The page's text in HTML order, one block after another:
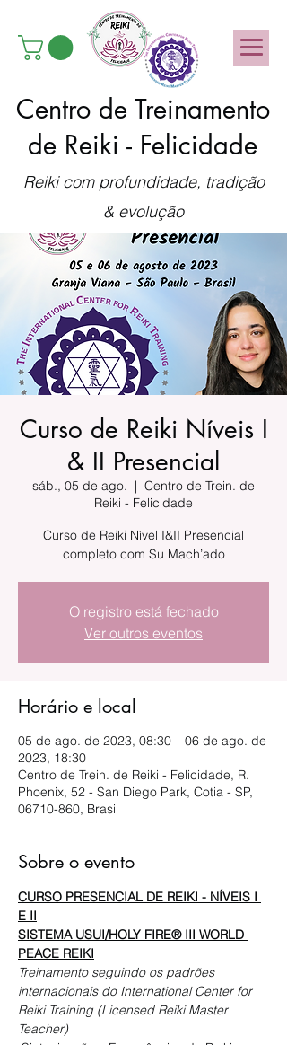
Centro de Treinamento
de Reiki - Felicidade
Reiki com profundidade, tradição
& evolução
Curso de Reiki Níveis I
& II Presencial
sáb., 05 de ago.
  |
Centro de Trein. de
Reiki - Felicidade
Curso de Reiki Nível I&II Presencial
completo com Su Mach’ado
O registro está fechado
Ver outros eventos
Horário e local
05 de ago. de 2023, 08:30 – 06 de ago. de
2023, 18:30
Centro de Trein. de Reiki - Felicidade, R.
Phoenix, 52 - San Diego Park, Cotia - SP,
06710-860, Brasil
Sobre o evento
CURSO PRESENCIAL DE REIKI - NÍVEIS I
E II
SISTEMA USUI/HOLY FIRE® III WORLD
PEACE REIKI
Treinamento seguindo os padrões
internacionais do International Center for
Reiki Training (Licensed Reiki Master
Teacher)